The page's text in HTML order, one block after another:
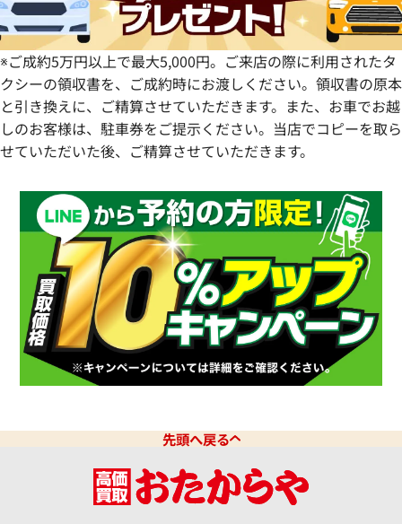
※ご成約5万円以上で最大5,000円。ご来店の際に利用されたタ
クシーの領収書を、ご成約時にお渡しください。領収書の原本
と引き換えに、ご精算させていただきます。また、お車でお越
しのお客様は、駐車券をご提示ください。当店でコピーを取ら
せていただいた後、ご精算させていただきます。
先頭へ戻る